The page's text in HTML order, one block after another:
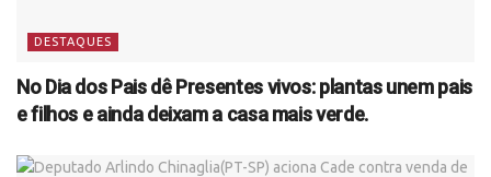
DESTAQUES
No Dia dos Pais dê Presentes vivos: plantas unem pais
e filhos e ainda deixam a casa mais verde.